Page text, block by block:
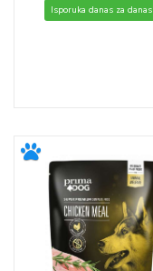
Isporuka danas za danas